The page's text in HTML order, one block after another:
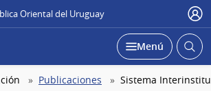
Oriental del Uruguay
Abierta
Desplegar
Menú Abrir
Publicaciones Sistema